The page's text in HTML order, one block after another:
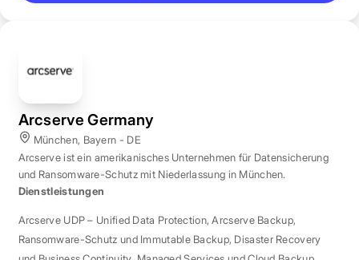
Arcserve Germany
München, Bayern - DE
Arcserve ist ein amerikanisches Unternehmen für Datensicherung
und Ransomware-Schutz mit Niederlassung in München.
Dienstleistungen
Arcserve UDP – Unified Data Protection,Arcserve Backup,
Ransomware-Schutz und Immutable Backup, Disaster Recovery